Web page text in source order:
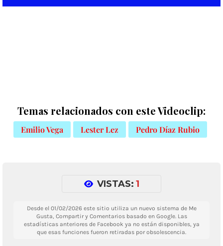
Temas relacionados con este Videoclip:
Emilio Vega Lester Lez Pedro Díaz Rubio
VISTAS: 1
Desde el 01/02/2026 este sitio utiliza un nuevo sistema de Me
Gusta, Compartir y Comentarios basado en Google. Las
estadísticas anteriores de Facebook ya no están disponibles, ya
que esas funciones fueron retiradas por obsolescencia.